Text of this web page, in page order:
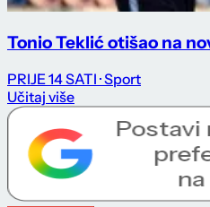
Tonio Teklić otišao na
PRIJE 14 SATI · Sport
Učitaj više